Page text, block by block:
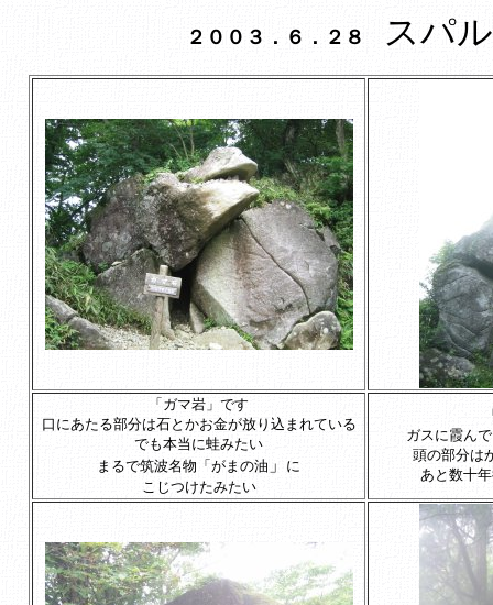
２００３．６．２８ スパ
「ガマ岩」です
口にあたる部分は石とかお金が放り込まれている
でも本当に蛙みたい
まるで筑波名物「がまの油 」
に
こじつけたみたい
ガスに霞ん
頭の部分は
あと数十